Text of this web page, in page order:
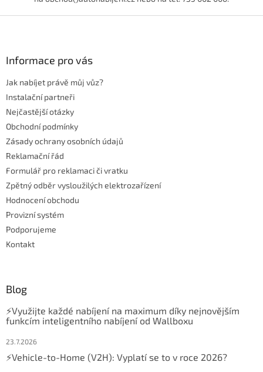
Informace pro vás
Jak nabíjet právě můj vůz?
Instalační partneři
Nejčastější otázky
Obchodní podmínky
Zásady ochrany osobních údajů
Reklamační řád
Formulář pro reklamaci či vratku
Zpětný odběr vysloužilých elektrozařízení
Hodnocení obchodu
Provizní systém
Podporujeme
Kontakt
Blog
⚡Využijte každé nabíjení na maximum díky nejnovějším
funkcím inteligentního nabíjení od Wallboxu
23.7.2026
⚡Vehicle-to-Home (V2H): Vyplatí se to v roce 2026?